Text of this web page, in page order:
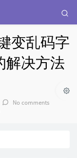
变乱码字
解决方法
No comments
：